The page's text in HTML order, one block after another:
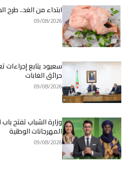
ابتداء من الغد.. طرح
09/08/2026
سعيود يتابع
حرائق الغابات
09/08/2026
وزارة الشباب تفتح
المهرجانات الوطنية
09/08/2026